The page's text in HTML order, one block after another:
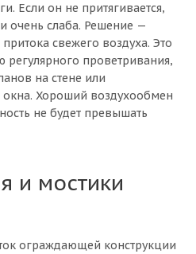
Если он не притягивается,
очень слаба. Решение —
свежего воздуха. Это
проветривания,
на стене или
окна. Хороший воздухообмен
не будет превышать
и мостики
ограждающей конструкции